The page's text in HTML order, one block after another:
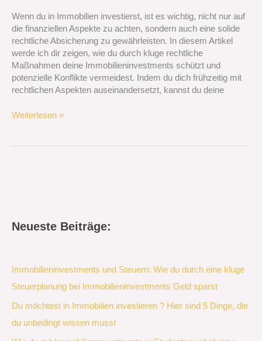
Wenn du in Immobilien investierst, ist es wichtig, nicht nur auf
die finanziellen Aspekte zu achten, sondern auch eine solide
rechtliche Absicherung zu gewährleisten. In diesem Artikel
werde ich dir zeigen, wie du durch kluge rechtliche
Maßnahmen deine Immobilieninvestments schützt und
potenzielle Konflikte vermeidest. Indem du dich frühzeitig mit
rechtlichen Aspekten auseinandersetzt, kannst du deine
Absicherung
deine
Immobilieninvestments
schützt
und
Konflikte
vermeidest
Weiterlesen »
Neueste Beiträge:
Immobilieninvestments und Steuern: Wie du durch eine kluge
Steuerplanung bei Immobilieninvestments Geld sparst
Du möchtest in Immobilien investieren ? Hier sind 5 Dinge, die
du unbedingt wissen musst